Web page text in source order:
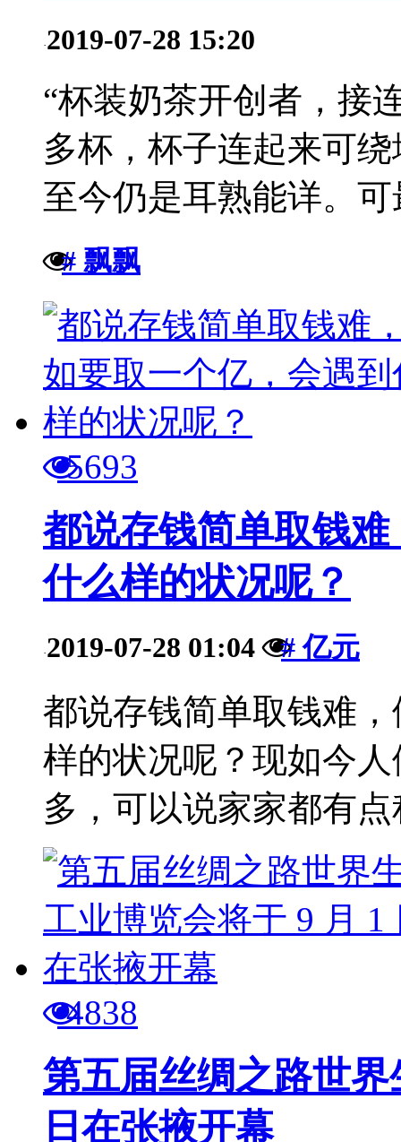
·2019-07-28 15:20
“杯装奶茶开创者，接
多杯，杯子连起来可
至今仍是耳熟能详。可
# 飘飘
5693
都说存钱简单取钱
什么样的状况呢？
·2019-07-28 01:04 # 亿元
都说存钱简单取钱难
样的状况呢？现如今
多，可以说家家都有
4838
第五届丝绸之路世
日在张掖开幕